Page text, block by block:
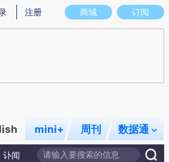
意图存在偏差。不代表财新观点和立场。推荐点
商城 订阅
注册
mini+ 周刊 数据通
讣闻